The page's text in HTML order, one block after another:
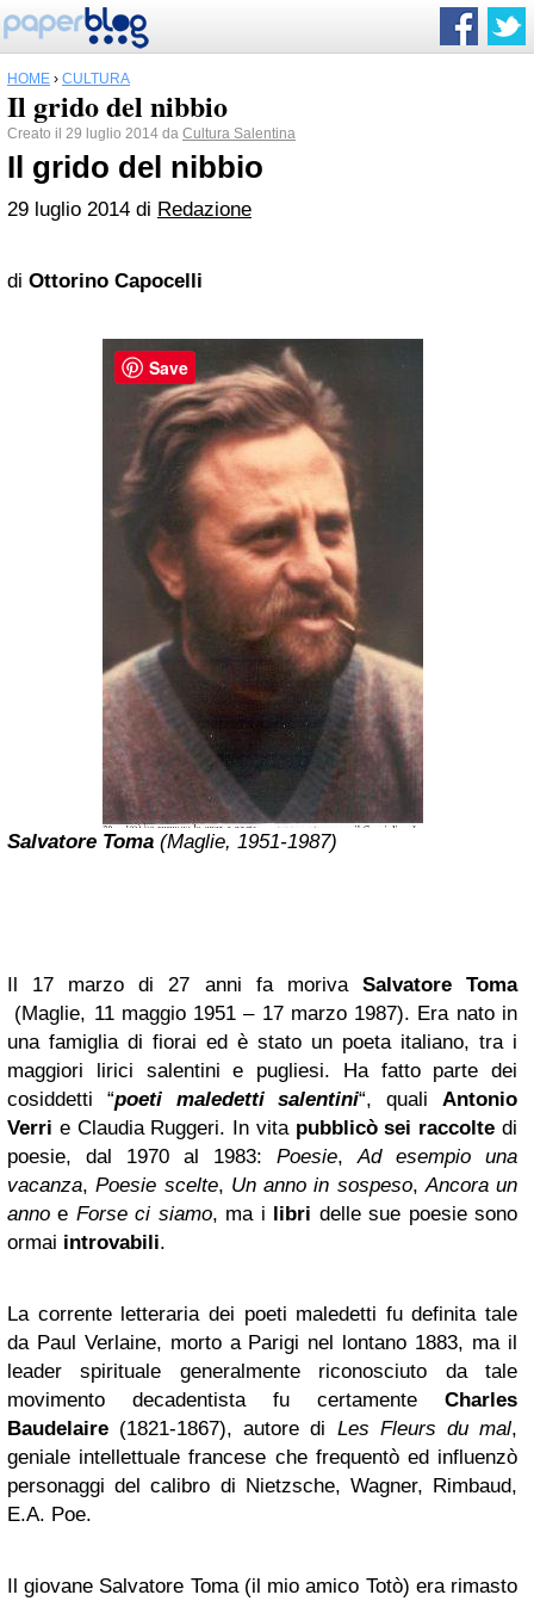
HOME › CULTURA
Il grido del nibbio
Creato il 29 luglio 2014 da Cultura Salentina
Il grido del nibbio
29 luglio 2014 di Redazione
di Ottorino Capocelli
Salvatore Toma (Maglie, 1951-1987)
Il 17 marzo di 27 anni fa moriva Salvatore Toma
(Maglie, 11 maggio 1951 – 17 marzo 1987). Era nato in
una famiglia di fiorai ed è stato un poeta italiano, tra i
maggiori lirici salentini e pugliesi. Ha fatto parte dei
cosiddetti “poeti maledetti salentini“, qualiAntonio
Verri e Claudia Ruggeri. In vita pubblicò sei raccolte di
poesie, dal 1970 al 1983: Poesie,Ad esempio una
vacanza,Poesie scelte, Un anno in sospeso,Ancora un
anno e Forse ci siamo, ma i libri delle sue poesie sono
ormai introvabili.
La corrente letteraria dei poeti maledetti fu definita tale
da Paul Verlaine, morto a Parigi nel lontano 1883, ma il
leader spirituale generalmente riconosciuto da tale
movimento decadentista fu certamente Charles
Baudelaire (1821-1867), autore di Les Fleurs du mal,
geniale intellettuale francese che frequentò ed influenzò
personaggi del calibro di Nietzsche, Wagner, Rimbaud,
E.A. Poe.
Il giovane Salvatore Toma (il mio amico Totò) era rimasto
Save